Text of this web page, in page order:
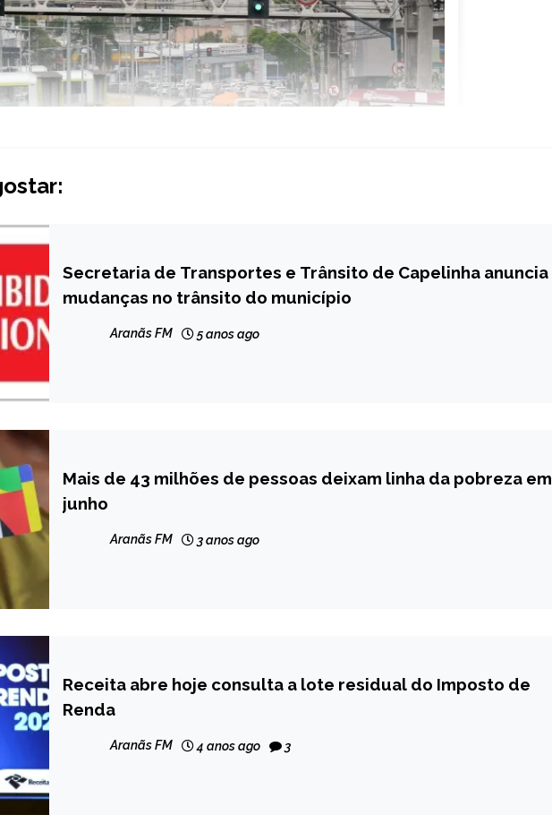
CAPELINHA
NOTÍCIAS
Secretaria de Transportes e Trânsito de Capelinha anuncia
mudanças no trânsito do município
Aranãs FM 5 anos ago
BRASIL
CAPELINHA
Mais de 43 milhões de pessoas deixam linha da pobreza em
junho
Aranãs FM 3 anos ago
BRASIL
NOTÍCIAS
Receita abre hoje consulta a lote residual do Imposto de
Renda
Aranãs FM 4 anos ago 3